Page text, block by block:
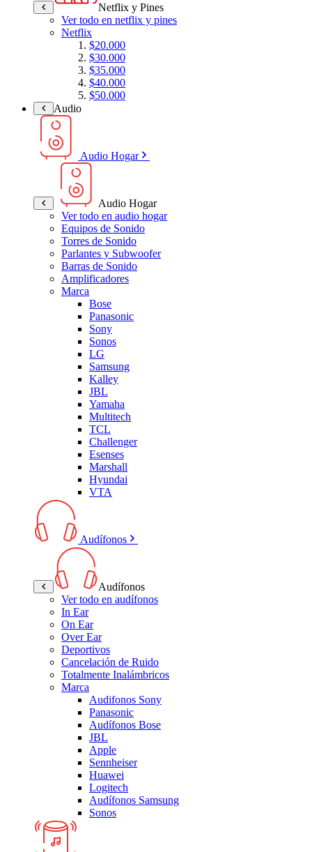
Netflix y Pines
Ver todo en netflix y pines
Netflix
$20.000
$30.000
$35.000
$40.000
$50.000
Audio
Audio Hogar
Audio Hogar
Ver todo en audio hogar
Equipos de Sonido
Torres de Sonido
Parlantes y Subwoofer
Barras de Sonido
Amplificadores
Marca
Bose
Panasonic
Sony
Sonos
LG
Samsung
Kalley
JBL
Yamaha
Multitech
TCL
Challenger
Esenses
Marshall
Hyundai
VTA
Audífonos
Audífonos
Ver todo en audífonos
In Ear
On Ear
Over Ear
Deportivos
Cancelación de Ruido
Totalmente Inalámbricos
Marca
Audifonos Sony
Panasonic
Audífonos Bose
JBL
Apple
Sennheiser
Huawei
Logitech
Audífonos Samsung
Sonos